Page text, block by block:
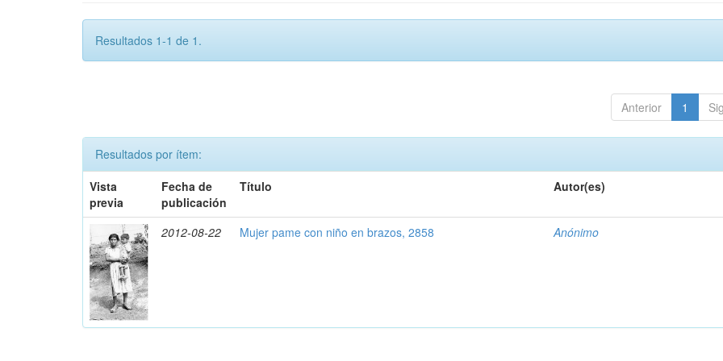
Resultados 1-1 de 1.
Anterior 1
Resultados por ítem:
Vista
previa
Fecha de
publicación
Título Autor(es)
2012-08-22 Mujer pame con niño en brazos, 2858 Anónimo